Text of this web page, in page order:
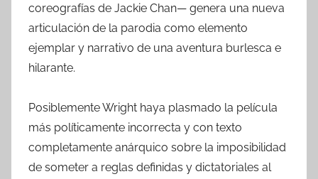
coreografías de Jackie Chan— genera una nueva
articulación de la parodia como elemento
ejemplar y narrativo de una aventura burlesca e
hilarante.
Posiblemente Wright haya plasmado la película
más políticamente incorrecta y con texto
completamente anárquico sobre la imposibilidad
de someter a reglas definidas y dictatoriales al